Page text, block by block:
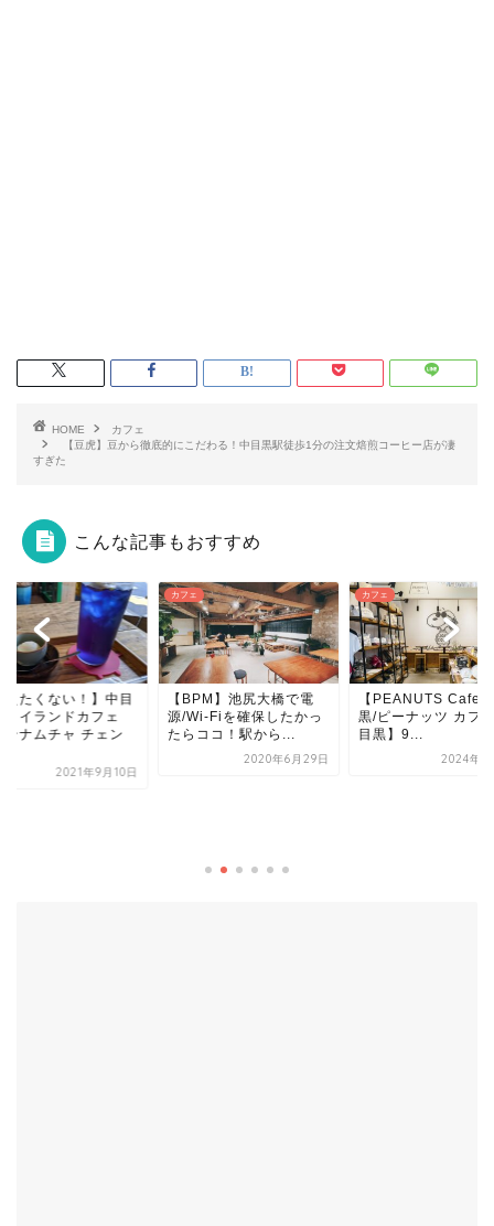
HOME
カフェ
【豆虎】豆から徹底的にこだわる！中目黒駅徒歩1分の注文焙煎コーヒー店が凄
すぎた
こんな記事もおすすめ
】池尻大橋で電
Fiを確保したかっ
ココ！駅から...
カフェ
【PEANUTS Cafe 中目
黒/ピーナッツ カフェ 中
目黒】9...
2024年7月2日
カフェ